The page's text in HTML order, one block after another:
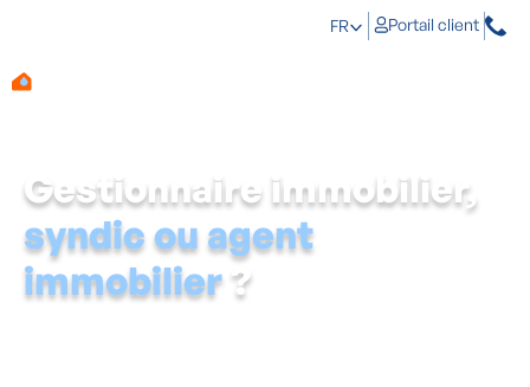
FR Portail client
Gestionnaire immobilier,
syndic ou agent
immobilier ?